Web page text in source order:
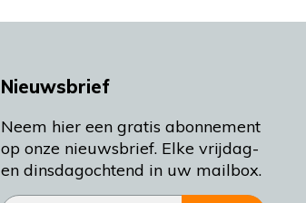
Nieuwsbrief
Neem hier een gratis abonnement
op onze nieuwsbrief. Elke vrijdag-
en dinsdagochtend in uw mailbox.